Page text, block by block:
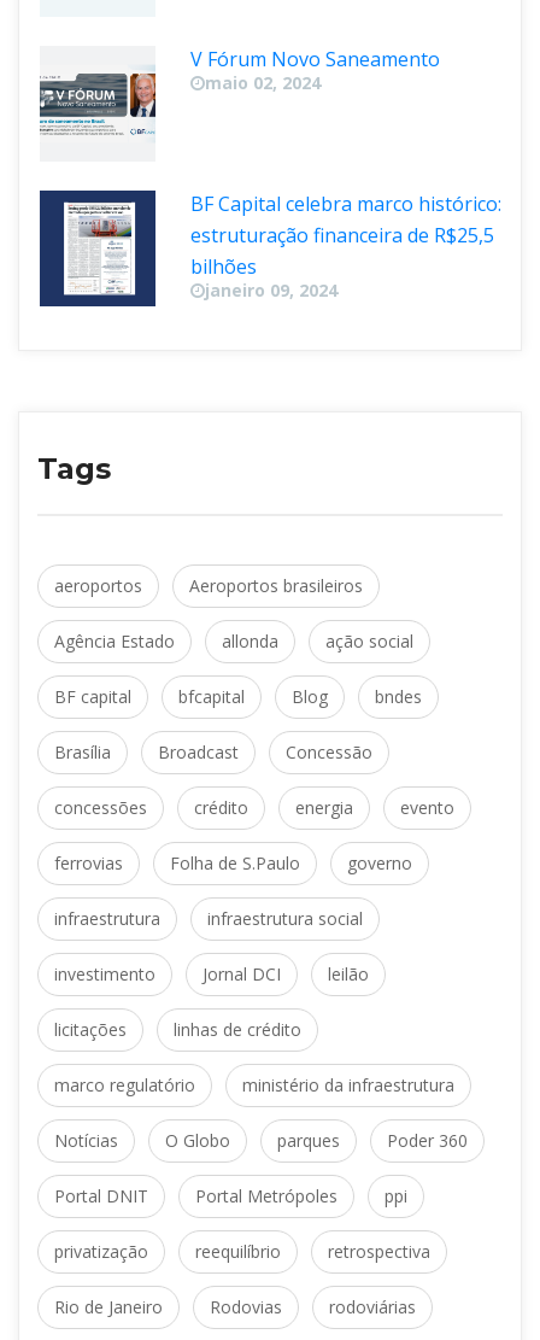
V Fórum Novo Saneamento
maio 02, 2024
BF Capital celebra marco histórico:
estruturação financeira de R$25,5
bilhõe
janeiro 09, 2024
Tag
aeroporto Aeroportos brasileiro
Agência Estado allonda ação social
BF capital bfcapital Blog bnde
Brasília Broadcast Concessão
concessõe crédito energia evento
ferrovia Folha de S.Paulo governo
infraestrutura infraestrutura social
investimento Jornal DCI leilão
licitaçõe linhas de crédito
marco regulatório ministério da infraestrutura
Notícia O Globo parque Poder 360
Portal DNIT Portal Metrópole ppi
privatização reequilíbrio retrospectiva
Rio de Janeiro Rodovia rodoviária